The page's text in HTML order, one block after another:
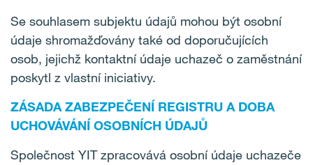
Se souhlasem subjektu údajů mohou být osobní
údaje shromažďovány také od doporučujících
osob, jejichž kontaktní údaje uchazeč o zaměstnání
poskytl z vlastní iniciativy.
ZÁSADA ZABEZPEČENÍ REGISTRU A DOBA
UCHOVÁVÁNÍ OSOBNÍCH ÚDAJŮ
Společnost YIT zpracovává osobní údaje uchazeče